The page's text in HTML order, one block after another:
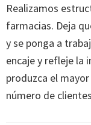
Realizamos
farmacias. Deja
y se ponga a
encaje y refleje la
produzca el
número de